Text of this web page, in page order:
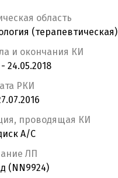
область
(терапевтическая)
и окончания КИ
24.05.2018
РКИ
проводящая КИ
А/С
ЛП
(NN9924)